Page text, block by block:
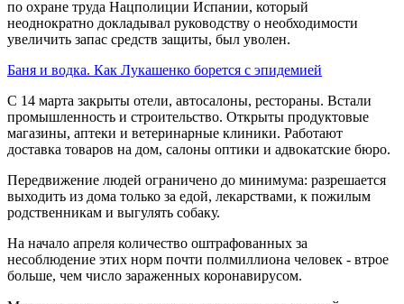
по охране труда Нацполиции Испании, который
неоднократно докладывал руководству о необходимости
увеличить запас средств защиты, был уволен.
Баня и водка. Как Лукашенко борется с эпидемией
С 14 марта закрыты отели, автосалоны, рестораны. Встали
промышленность и строительство. Открыты продуктовые
магазины, аптеки и ветеринарные клиники. Работают
доставка товаров на дом, салоны оптики и адвокатские бюро.
Передвижение людей ограничено до минимума: разрешается
выходить из дома только за едой, лекарствами, к пожилым
родственникам и выгулять собаку.
На начало апреля количество оштрафованных за
несоблюдение этих норм почти полмиллиона человек - втрое
больше, чем число зараженных коронавирусом.